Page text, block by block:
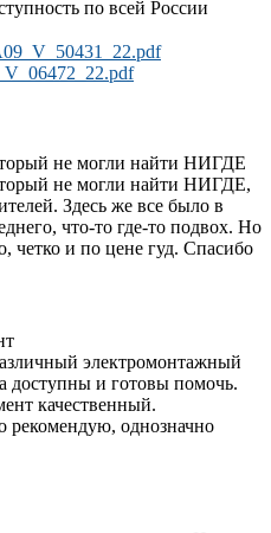
по всей России
не могли найти НИГДЕ
не могли найти НИГДЕ,
Здесь же все было в
что-то где-то подвох. Но
четко и по цене гуд. Спасибо
электромонтажный
доступны и готовы помочь.
качественный.
однозначно